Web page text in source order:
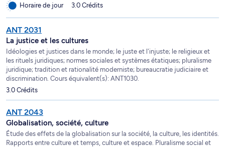
Horaire de jour 3.0 Crédits
ANT 2031
La justice et les cultures
Idéologies et justices dans le monde; le juste et l'injuste; le religieux et
les rituels juridiques; normes sociales et systèmes étatiques; pluralisme
juridique; tradition et rationalité moderniste; bureaucratie judiciaire et
discrimination. Cours équivalent(s): ANT1030.
3.0 Crédits
ANT 2043
Globalisation, société, culture
Étude des effets de la globalisation sur la société, la culture, les identités.
Rapports entre culture et temps, culture et espace. Pluralisme social et